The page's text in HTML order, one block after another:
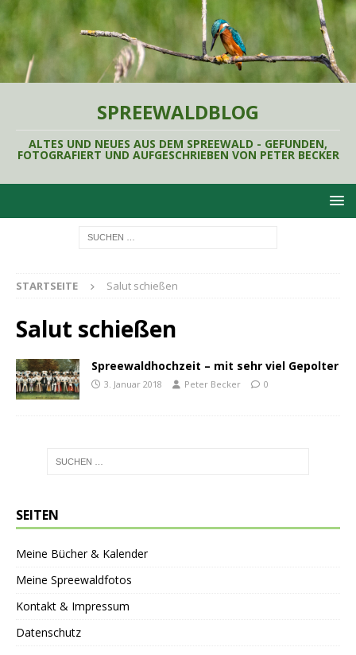
SPREEWALDBLOG
ALTES UND NEUES AUS DEM SPREEWALD - GEFUNDEN,
FOTOGRAFIERT UND AUFGESCHRIEBEN VON PETER BECKER
STARTSEITE Salut schießen
Salut schießen
Spreewaldhochzeit – mit sehr viel Gepolter
3. Januar 2018 Peter Becker 0
SEITEN
Meine Bücher & Kalender
Meine Spreewaldfotos
Kontakt & Impressum
Datenschutz